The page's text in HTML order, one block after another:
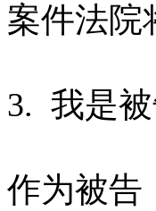
案件法院
3. 我是
作为被告